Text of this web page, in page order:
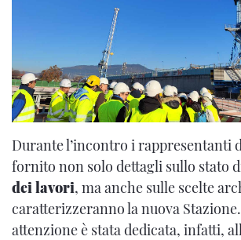
Durante l’incontro i rappresentanti
fornito non solo dettagli sullo stato
dei lavori, ma anche sulle scelte
caratterizzeranno la nuova
attenzione è stata dedicata, infatti,